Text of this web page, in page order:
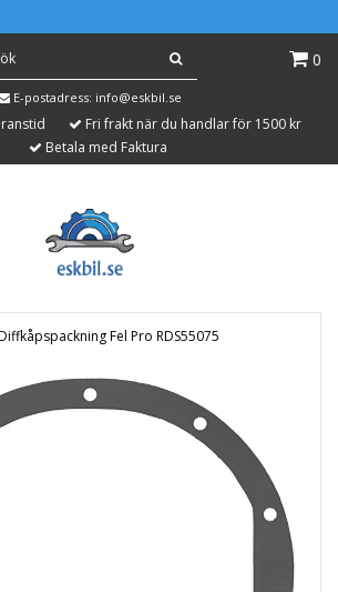
0
E-postadress: info@eskbil.se
Fri frakt när du handlar för 1500 kr
Betala med Faktura
Fel Pro RDS55075